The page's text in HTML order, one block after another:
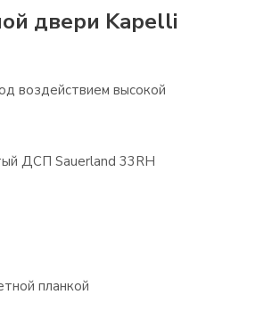
двери Kapelli
воздействием высокой
ДСП Sauerland 33RH
планкой